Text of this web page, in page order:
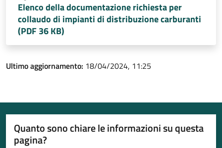
Elenco della documentazione richiesta per
collaudo di impianti di distribuzione carburanti
(PDF 36 KB)
Ultimo aggiornamento: 18/04/2024, 11:25
Quanto sono chiare le informazioni su questa
pagina?